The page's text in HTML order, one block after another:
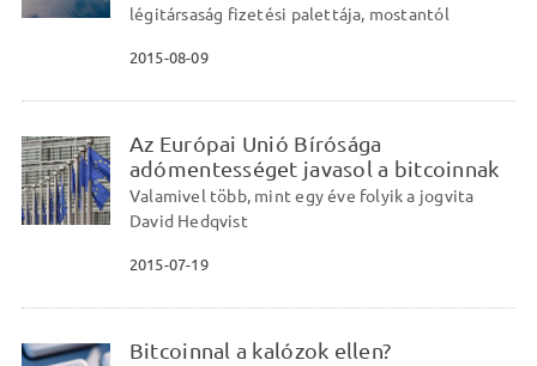
légitársaság fizetési palettája, mostantól
2015-08-09
Az Európai Unió Bírósága
adómentességet javasol a bitcoinnak
Valamivel több, mint egy éve folyik a jogvita
David Hedqvist
2015-07-19
Bitcoinnal a kalózok ellen?